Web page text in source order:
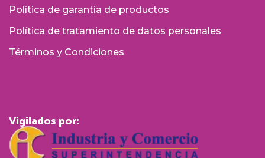
Política de garantía de productos
Política de tratamiento de datos personales
Términos y Condiciones
Vigilados por: